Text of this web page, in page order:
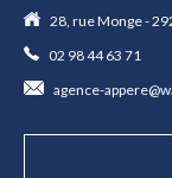
28, rue Monge -
02 98 44 63 71
agence-